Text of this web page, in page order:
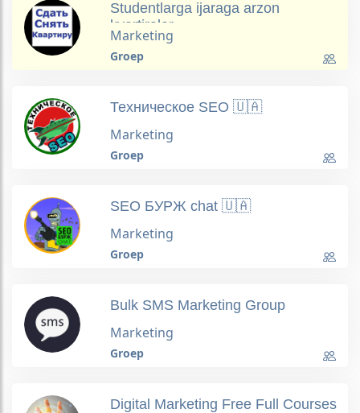
Studentlarga ijaraga arzon
kvartiralar
Marketing
Groep
Техническое SEO 🇺🇦
Marketing
Groep
SEO БУРЖ chat 🇺🇦
Marketing
Groep
Bulk SMS Marketing Group
Marketing
Groep
Digital Marketing Free Full Courses